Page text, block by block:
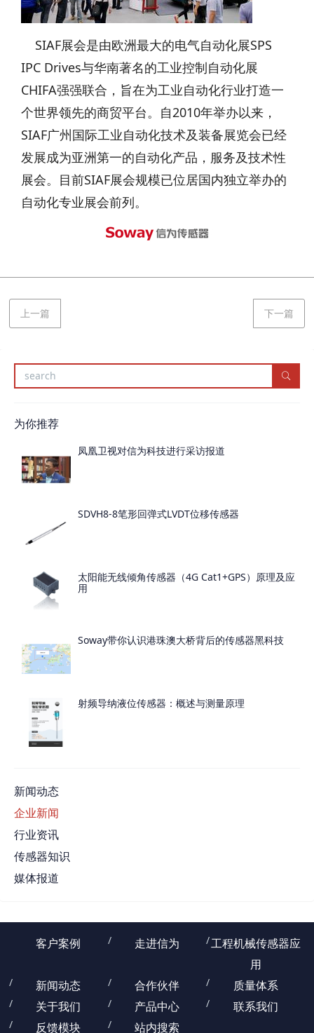
SIAF展会是由欧洲最大的电气自动化展SPS
IPC Drives与华南著名的工业控制自动化展
CHIFA强强联合，旨在为工业自动化行业打造一
个世界领先的商贸平台。自2010年举办以来，
SIAF广州国际工业自动化技术及装备展览会已经
发展成为亚洲第一的自动化产品，服务及技术性
展会。目前SIAF展会规模已位居国内独立举办的
自动化专业展会前列。
上一篇 下一篇
为你推荐
凤凰卫视对信为科技进行采访报道
SDVH8-8笔形回弹式LVDT位移传感器
太阳能无线倾角传感器（4G Cat1+GPS）原理及应
用
Soway带你认识港珠澳大桥背后的传感器黑科技
射频导纳液位传感器：概述与测量原理
新闻动态
企业新闻
行业资讯
传感器知识
媒体报道
客户案例 走进信为
工程机械传感器应
用
新闻动态
合作伙伴
质量体系
关于我们
产品中心
联系我们
反馈模块
站内搜索